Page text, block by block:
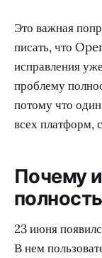
Это важная
писать, что
исправления
проблему
потому что
всех
Почему
23 июня
В нем